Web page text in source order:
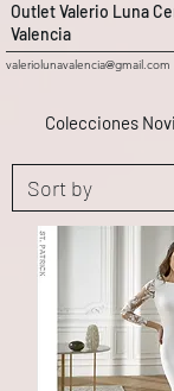
Outlet Valerio Luna
Valencia
valeriolunavalencia@gmail.com
Colecciones